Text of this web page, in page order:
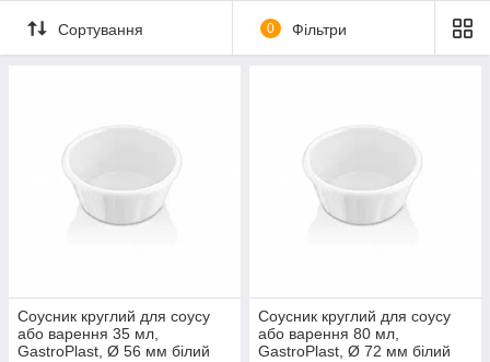
Сортування 0 Фільтри
Соусник круглий для соусу
або варення 35 мл,
GastroPlast, Ø 56 мм білий
Соусник круглий для соусу
або варення 80 мл,
GastroPlast, Ø 72 мм білий